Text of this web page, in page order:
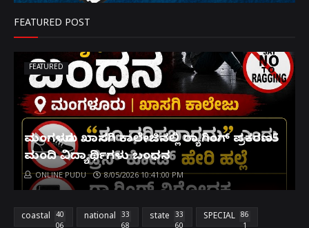
FEATURED POST
FEATURED
ಮಂಗಳೂರು ಖಾಸಗಿ ಕಾಲೇಜಿನಲ್ಲಿ ರ‌್ಯಾಗಿಂಗ್ ಪ್ರಕರಣ5
ಮಂದಿ ವಿದ್ಯಾರ್ಥಿಗಳು ಬಂಧನ
ONLINE PUDU 8/05/2026 10:41:00 PM
coastal
40
national
33
state
33
SPECIAL
86